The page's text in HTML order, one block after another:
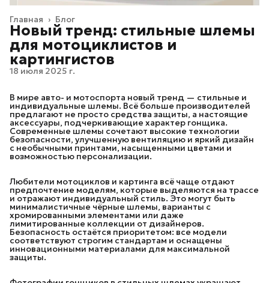
Блог
Главная ›
Новый тренд: стильные шлемы
для мотоциклистов и
картингистов
18 июля 2025 г.
В мире авто- и мотоспорта новый тренд — стильные и
индивидуальные шлемы. Всё больше производителей
предлагают не просто средства защиты, а настоящие
аксессуары, подчеркивающие характер гонщика.
Современные шлемы сочетают высокие технологии
безопасности, улучшенную вентиляцию и яркий дизайн
с необычными принтами, насыщенными цветами и
возможностью персонализации.
Любители мотоциклов и картинга всё чаще отдают
предпочтение моделям, которые выделяются на трассе
и отражают индивидуальный стиль. Это могут быть
минималистичные чёрные шлемы, варианты с
хромированными элементами или даже
лимитированные коллекции от дизайнеров.
Безопасность остаётся приоритетом: все модели
соответствуют строгим стандартам и оснащены
инновационными материалами для максимальной
защиты.